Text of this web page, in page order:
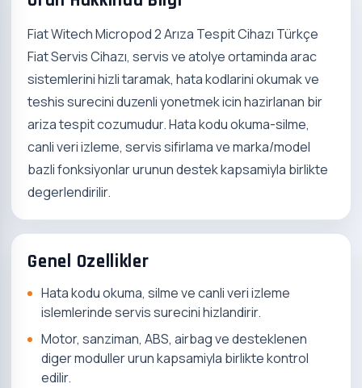
Fiat Witech Micropod 2 Arıza Tespit Cihazı Türkçe
Fiat Servis Cihazı, servis ve atolye ortaminda arac
sistemlerini hizli taramak, hata kodlarini okumak ve
teshis surecini duzenli yonetmek icin hazirlanan bir
ariza tespit cozumudur. Hata kodu okuma-silme,
canli veri izleme, servis sifirlama ve marka/model
bazli fonksiyonlar urunun destek kapsamiyla birlikte
degerlendirilir.
Genel Ozellikler
Hata kodu okuma, silme ve canli veri izleme
islemlerinde servis surecini hizlandirir.
Motor, sanziman, ABS, airbag ve desteklenen
diger moduller urun kapsamiyla birlikte kontrol
edilir.